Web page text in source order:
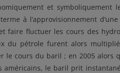
et symboliquement
à l’approvisionnement
faire fluctuer les cours des
du pétrole furent alors
le cours du baril ; en 2005 alors
le baril prit